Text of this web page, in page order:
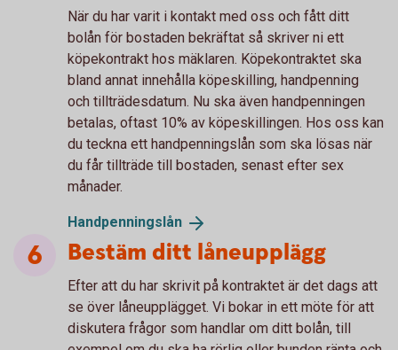
När du har varit i kontakt med oss och fått ditt
bolån för bostaden bekräftat så skriver ni ett
köpekontrakt hos mäklaren. Köpekontraktet ska
bland annat innehålla köpeskilling, handpenning
och tillträdesdatum. Nu ska även handpenningen
betalas, oftast 10% av köpeskillingen. Hos oss kan
du teckna ett handpenningslån som ska lösas när
du får tillträde till bostaden, senast efter sex
månader.
Handpenningslån
Bestäm ditt låneupplägg
Efter att du har skrivit på kontraktet är det dags att
se över låneupplägget. Vi bokar in ett möte för att
diskutera frågor som handlar om ditt bolån, till